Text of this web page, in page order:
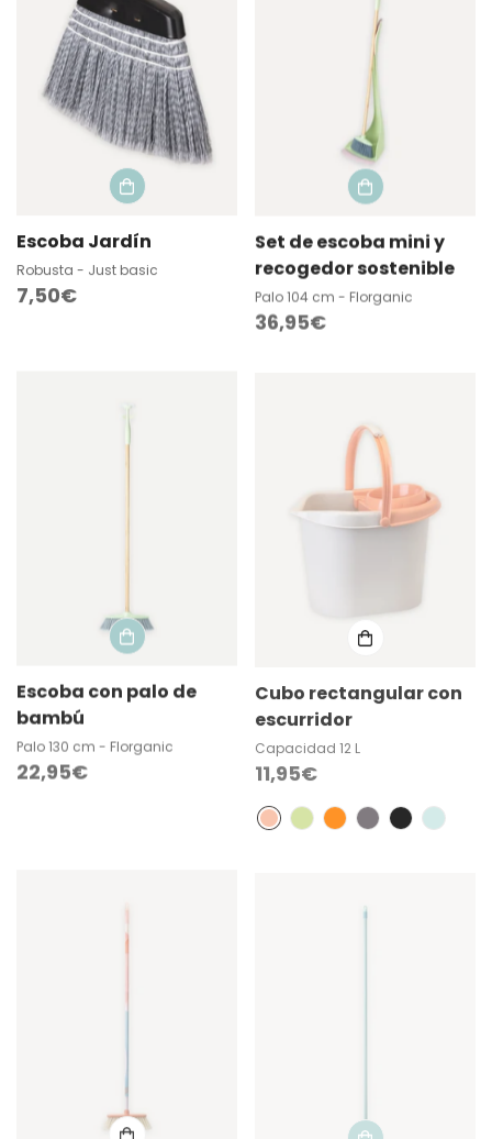
Escoba Jardín
Robusta - Just basic
Precio
7,50€
Set de escoba mini y
recogedor sostenible
Palo 104 cm - Florganic
Precio
36,95€
Escoba con palo de
bambú
Palo 130 cm - Florganic
Precio
22,95€
Cubo rectangular con
escurridor
Capacidad 12 L
Precio
regular
11,95€